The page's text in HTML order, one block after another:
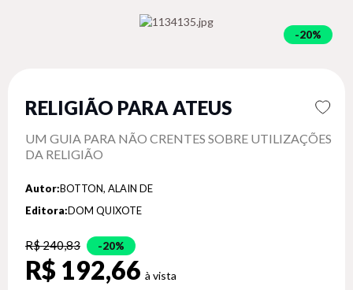
20%
RELIGIÃO PARA ATEUS
UM GUIA PARA NÃO CRENTES SOBRE UTILIZAÇÕES
DA RELIGIÃO
Autor:BOTTON, ALAIN DE
Editora:DOM QUIXOTE
R$ 240,83 20%
R$ 192,66